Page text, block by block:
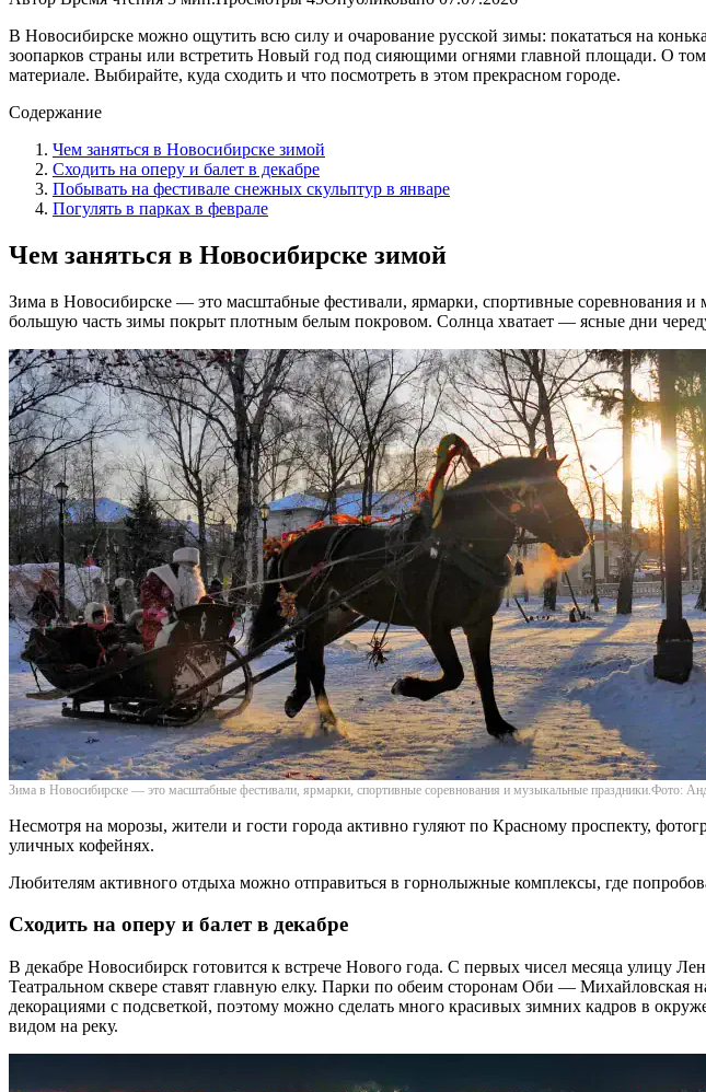
В Новосибирске можно ощутить всю силу и очарование русской зимы: покататься на
зоопарков страны или встретить Новый год под сияющими огнями главной площади. О
материале. Выбирайте, куда сходить и что посмотреть в этом прекрасном городе.
Содержание
Чем заняться в Новосибирске зимой
Сходить на оперу и балет в декабре
Побывать на фестивале снежных скульптур в январе
Погулять в парках в феврале
Чем заняться в Новосибирске зимой
Зима в Новосибирске — это масштабные фестивали, ярмарки, спортивные соревнования
большую часть зимы покрыт плотным белым покровом. Солнца хватает — ясные дни
Зима в Новосибирске — это масштабные фестивали, ярмарки, спортивные соревнования и музыкальные праздники.Фото:
Несмотря на морозы, жители и гости города активно гуляют по Красному проспекту,
уличных кофейнях.
Любителям активного отдыха можно отправиться в горнолыжные комплексы, где
Сходить на оперу и балет в декабре
В декабре Новосибирск готовится к встрече Нового года. С первых чисел месяца улицу
Театральном сквере ставят главную елку. Парки по обеим сторонам Оби —
декорациями с подсветкой, поэтому можно сделать много красивых зимних кадров в
видом на реку.